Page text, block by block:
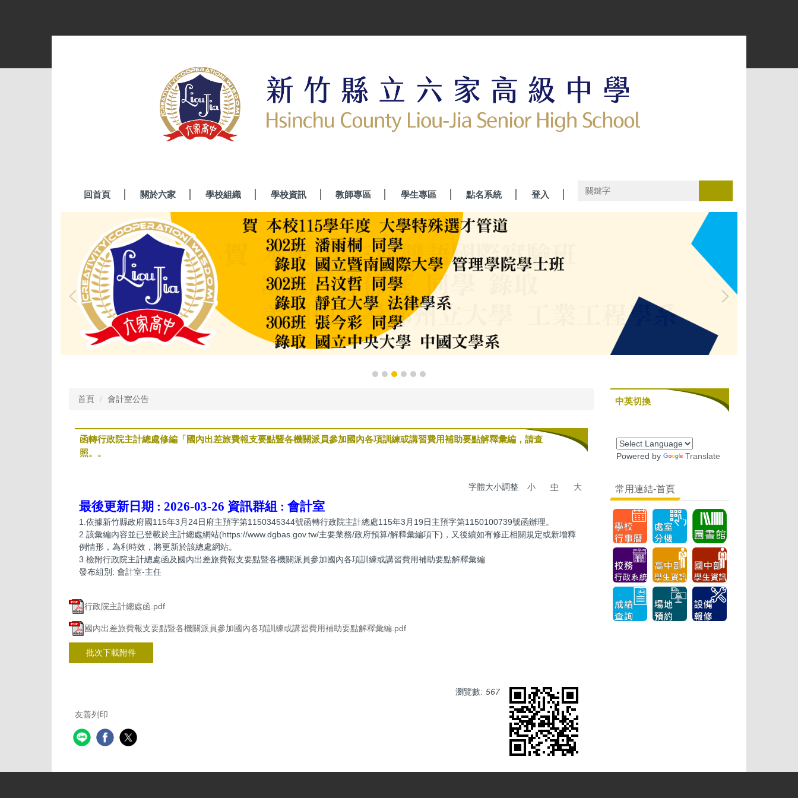
容
回首頁 關於六家 學校組織 學校資訊 教師專區 學生專區 點名系統 登入
首頁 會計室公告
函轉行政院主計總處修編「國內出差旅費報支要點暨各機關派員參加國內各項訓練或講習費用補助要點解釋彙編，請查
照。。
字體大小調整 小 中 大
最後更新日期 : 2026-03-26 資訊群組 : 會計室
1.依據新竹縣政府國115年3月24日府主預字第1150345344號函轉行政院主計總處115年3月19日主預字第1150100739號函辦理。
2.該彙編內容並已登載於主計總處網站(https://www.dgbas.gov.tw/主要業務/政府預算/解釋彙編項下)，又後續如有修正相關規定或新增釋
例情形，為利時效，將更新於該總處網站。
3.檢附行政院主計總處函及國內出差旅費報支要點暨各機關派員參加國內各項訓練或講習費用補助要點解釋彙編
發布組別: 會計室-主任
行政院主計總處函.pdf
國內出差旅費報支要點暨各機關派員參加國內各項訓練或講習費用補助要點解釋彙編.pdf
批次下載附件
瀏覽數: 567
友善列印
中英切換
Powered by Translate
常用連結-首頁